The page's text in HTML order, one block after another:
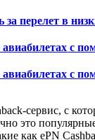
перелет в
с
авиабилетах с
сервис, с
это
как ePN